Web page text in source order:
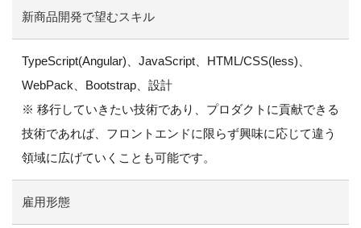
新商品開発で望むスキル
TypeScript(Angular)、JavaScript、HTML/CSS(less)、
WebPack、Bootstrap、設計
※ 移行していきたい技術であり、プロダクトに貢献できる
技術であれば、フロントエンドに限らず興味に応じて違う
領域に広げていくことも可能です。
雇用形態